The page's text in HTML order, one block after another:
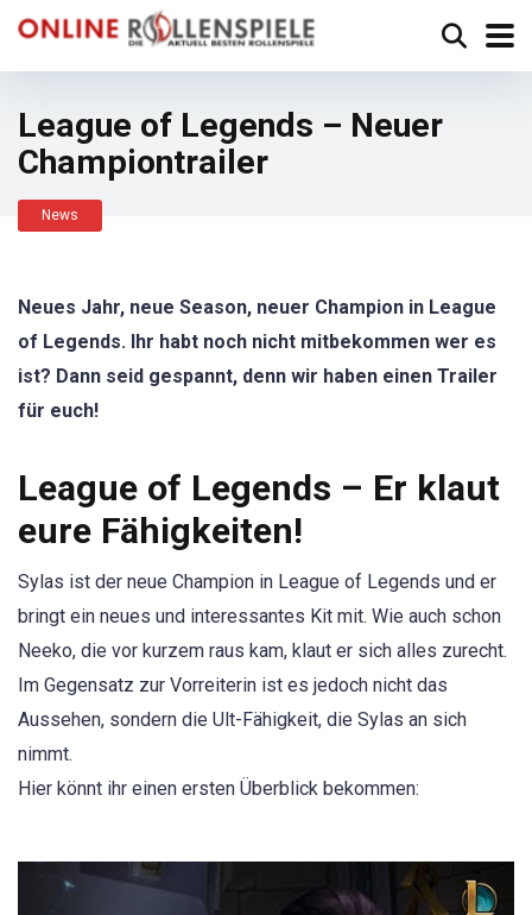
League of Legends – Neuer
Championtrailer
News
Neues Jahr, neue Season, neuer Champion in League
of Legends. Ihr habt noch nicht mitbekommen wer es
ist? Dann seid gespannt, denn wir haben einen Trailer
für euch!
League of Legends – Er klaut
eure Fähigkeiten!
Sylas ist der neue Champion in League of Legends und er
bringt ein neues und interessantes Kit mit. Wie auch schon
Neeko, die vor kurzem raus kam, klaut er sich alles zurecht.
Im Gegensatz zur Vorreiterin ist es jedoch nicht das
Aussehen, sondern die Ult-Fähigkeit, die Sylas an sich
nimmt.
Hier könnt ihr einen ersten Überblick bekommen: